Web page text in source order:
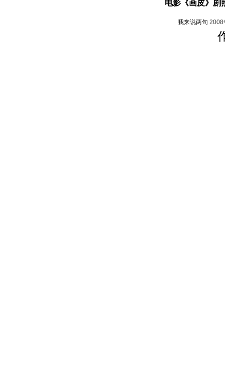
电影《画皮》剧
我来说两句 2008